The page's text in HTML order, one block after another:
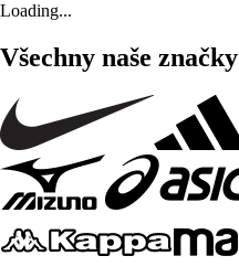
Loading...
Všechny naše značky